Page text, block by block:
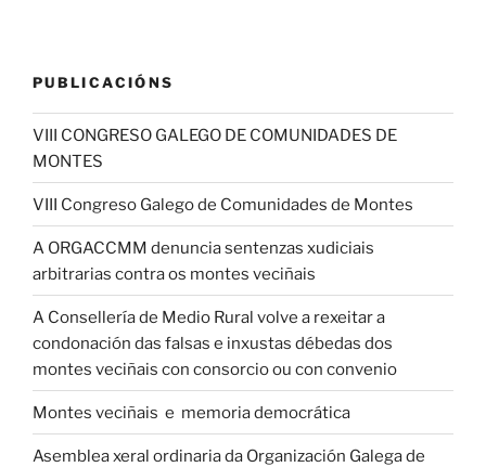
PUBLICACIÓNS
VIII CONGRESO GALEGO DE COMUNIDADES DE
MONTES
VIII Congreso Galego de Comunidades de Montes
A ORGACCMM denuncia sentenzas xudiciais
arbitrarias contra os montes veciñais
A Consellería de Medio Rural volve a rexeitar a
condonación das falsas e inxustas débedas dos
montes veciñais con consorcio ou con convenio
Montes veciñais e memoria democrática
Asemblea xeral ordinaria da Organización Galega de